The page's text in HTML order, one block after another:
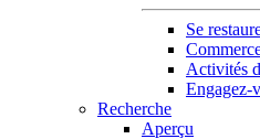
Se
Activités
Engagez-
Recherche
Aperçu